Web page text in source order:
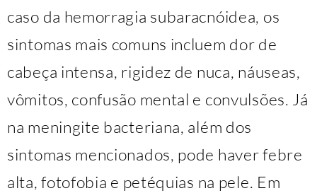
caso da hemorragia subaracnóidea, os
sintomas mais comuns incluem dor de
cabeça intensa, rigidez de nuca, náuseas,
vômitos, confusão mental e convulsões. Já
na meningite bacteriana, além dos
sintomas mencionados, pode haver febre
alta, fotofobia e petéquias na pele. Em